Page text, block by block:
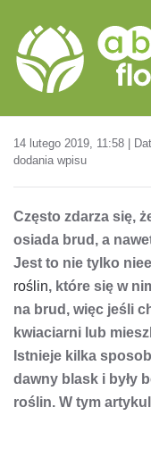
Przejdź do treści
14 lutego 2019, 11:58 |
dodania wpisu
Często zdarza się,
osiada brud, a
Jest to nie tylko
roślin, które się w
na brud, więc jeśli
kwiaciarni lub
Istnieje kilka
dawny blask i były
roślin. W tym